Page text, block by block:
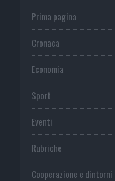
Prima pagina
Cronaca
Economia
Sport
Eventi
Rubriche
Cooperazione e dintorni